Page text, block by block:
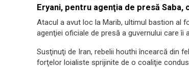
Eryani, pentru agenţia de presă Saba,
Atacul a avut loc la Marib, ultimul bastion al
agenţiei oficiale de presă a guvernului care îi
Susţinuţi de Iran, rebelii houthi încearcă din
forţelor loialiste sprijinite de o coaliţie